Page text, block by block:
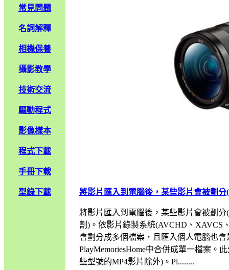
常見問題
名詞解釋
相機保養
攝影教學
技術交流
驅動程式
影像樣本
程式下載
手冊下載
型錄下載 將影片匯入到電腦後，某些影片會被劃分
將影片匯入到電腦後，某些影片會被劃
割)。依影片錄製系統(AVCHD、XAVCS
會劃分成多個檔案，且匯入個人電腦也
PlayMemoriesHome中合併成單一檔案。
些型號的MP4影片除外)。Pl........